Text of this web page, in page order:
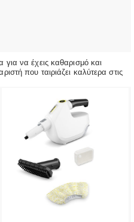
για να έχεις καθαρισμό και
που ταιριάζει καλύτερα στις